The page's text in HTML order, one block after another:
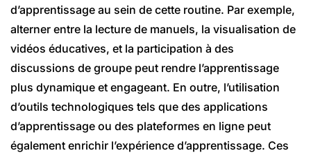
d’apprentissage au sein de cette routine. Par exemple,
alterner entre la lecture de manuels, la visualisation de
vidéos éducatives, et la participation à des
discussions de groupe peut rendre l’apprentissage
plus dynamique et engageant. En outre, l’utilisation
d’outils technologiques tels que des applications
d’apprentissage ou des plateformes en ligne peut
également enrichir l’expérience d’apprentissage. Ces